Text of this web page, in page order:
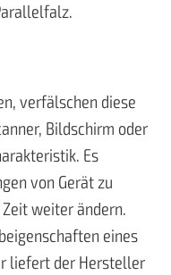
verfälschen diese
Bildschirm oder
Es
von Gerät zu
weiter ändern.
eines
liefert der Hersteller